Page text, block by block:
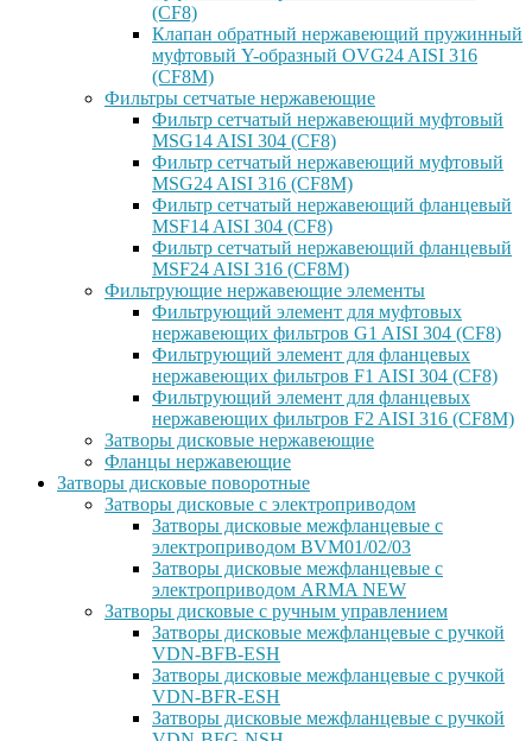
(CF8)
Клапан обратный нержавеющий пружинный
муфтовый Y-образный OVG24 AISI 316
(CF8М)
Фильтры сетчатые нержавеющие
Фильтр сетчатый нержавеющий муфтовый
MSG14 AISI 304 (CF8)
Фильтр сетчатый нержавеющий муфтовый
MSG24 AISI 316 (CF8M)
Фильтр сетчатый нержавеющий фланцевый
MSF14 AISI 304 (CF8)
Фильтр сетчатый нержавеющий фланцевый
MSF24 AISI 316 (CF8M)
Фильтрующие нержавеющие элементы
Фильтрующий элемент для муфтовых
нержавеющих фильтров G1 AISI 304 (CF8)
Фильтрующий элемент для фланцевых
нержавеющих фильтров F1 AISI 304 (CF8)
Фильтрующий элемент для фланцевых
нержавеющих фильтров F2 AISI 316 (CF8M)
Затворы дисковые нержавеющие
Фланцы нержавеющие
Затворы дисковые поворотные
Затворы дисковые с электроприводом
Затворы дисковые межфланцевые с
электроприводом BVM01/02/03
Затворы дисковые межфланцевые с
электроприводом ARMA NEW
Затворы дисковые с ручным управлением
Затворы дисковые межфланцевые с ручкой
VDN-BFB-ESH
Затворы дисковые межфланцевые с ручкой
VDN-BFR-ESH
Затворы дисковые межфланцевые с ручкой